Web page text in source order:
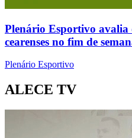
Plenário Esportivo avalia
cearenses no fim de
Plenário Esportivo
ALECE TV